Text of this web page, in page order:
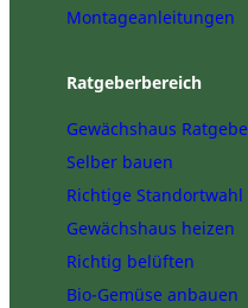
Montageanleitungen
Ratgeberbereich
Gewächshaus
Selber bauen
Richtige Standortwahl
Gewächshaus heizen
Richtig belüften
Bio-Gemüse anbauen